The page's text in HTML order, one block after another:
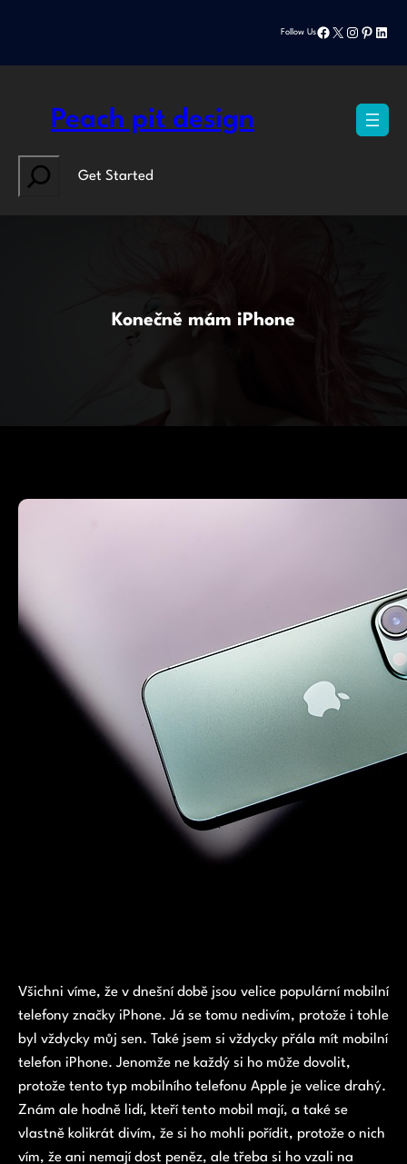
Follow UsFacebook
X Instagram
Peach pit design
Search
Get Started
Konečně mám iPhone
Všichni víme, že v dnešní době jsou velice populární mobilní
telefony značky iPhone. Já se tomu nedivím, protože i tohle
byl vždycky můj sen. Také jsem si vždycky přála mít mobilní
telefon iPhone. Jenomže ne každý si ho může dovolit,
protože tento typ mobilního telefonu Apple je velice drahý.
Znám ale hodně lidí, kteří tento mobil mají, a také se
vlastně kolikrát divím, že si ho mohli pořídit, protože o nich
vím, že ani nemají dost peněz, ale třeba si ho vzali na